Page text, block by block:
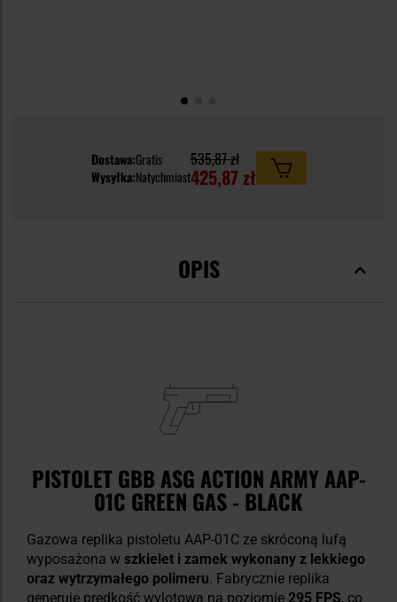
Dostawa:Gratis
Wysyłka:Natychmiast
535,87 zł
425,87 zł
OPIS
PISTOLET GBB ASG ACTION ARMY AAP-
01C GREEN GAS - BLACK
Gazowa replika pistoletu AAP-01C ze skróconą lufą
wyposażona w szkielet i zamek wykonany z lekkiego
oraz wytrzymałego polimeru. Fabrycznie replika
generuje prędkość wylotową na poziomie 295 FPS, co